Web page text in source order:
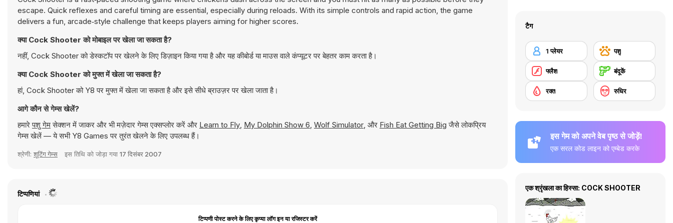
escape. Quick reflexes and careful timing are essential, especially during reloads. With its simple controls and rapid action, the game
delivers a fun, arcade‑style challenge that keeps players aiming for higher scores.
क्या Cock Shooter को मोबाइल पर खेला जा सकता है?
नहीं, Cock Shooter को डेस्कटॉप पर खेलने के लिए डिज़ाइन किया गया है और यह कीबोर्ड या माउस वाले कंप्यूटर पर बेहतर काम करता है।
क्या Cock Shooter को मुफ्त में खेला जा सकता है?
हां, Cock Shooter को Y8 पर मुफ्त में खेला जा सकता है और इसे सीधे ब्राउज़र पर खेला जाता है।
आगे कौन से गेम्स खेलें?
हमारेपशु गेमसेक्शन में जाकर और भी मज़ेदार गेम्स एक्सप्लोर करें और Learn to Fly, My Dolphin Show 6, Wolf Simulator, और Fish Eat Getting Big जैसे लोकप्रिय
गेम्स खेलें — ये सभी Y8 Games पर तुरंत खेलने के लिए उपलब्ध हैं।
श्रेणी: शूटिंग गेम्स इस तिथि को जोड़ा गया 17 दिसंबर 2007
टिप्पणियां
टिप्पणी पोस्ट करने के लिए कृप्या लॉग इन या रजिस्टर करें
टैग
1 प्लेयर पशु
फ्लैश बंदूकें
रक्त रुधिर
इस गेम को अपने वेब पृष्ठ से जोड़ें!
एक सरल कोड लाइन को एम्बेड करके
एक श्रृंखला का हिस्सा: COCK SHOOTER